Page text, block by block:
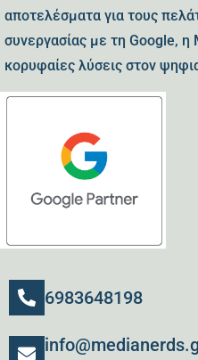
αποτελέσματα για τους
συνεργασίας με τη Google, η
κορυφαίες λύσεις στον
6983648198